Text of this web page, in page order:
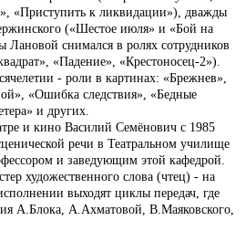
«Приступить к ликвидации»), дважды
(«Шестое июля» и «Бой на
Лановой снимался в ролях сотрудников
«Падение», «Крестоносец-2»).
- роли в картинах: «Брежнев»,
«Ошибка следствия», «Бедные
и других.
и кино Василий Семёнович с 1985
речи в Театральном училище
и заведующим этой кафедрой.
художественного слова (чтец) - на
выходят циклы передач, где
А.Блока, А.Ахматовой, В.Маяковского,